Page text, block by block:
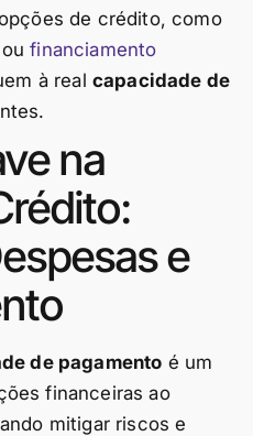
de crédito, como
oufinanciamento
à real capacidade de
na
e
de pagamento é um
financeiras ao
mitigar riscos e